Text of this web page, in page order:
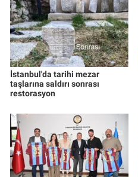
İstanbul'da tarihi mezar
taşlarına saldırı sonrası
restorasyon